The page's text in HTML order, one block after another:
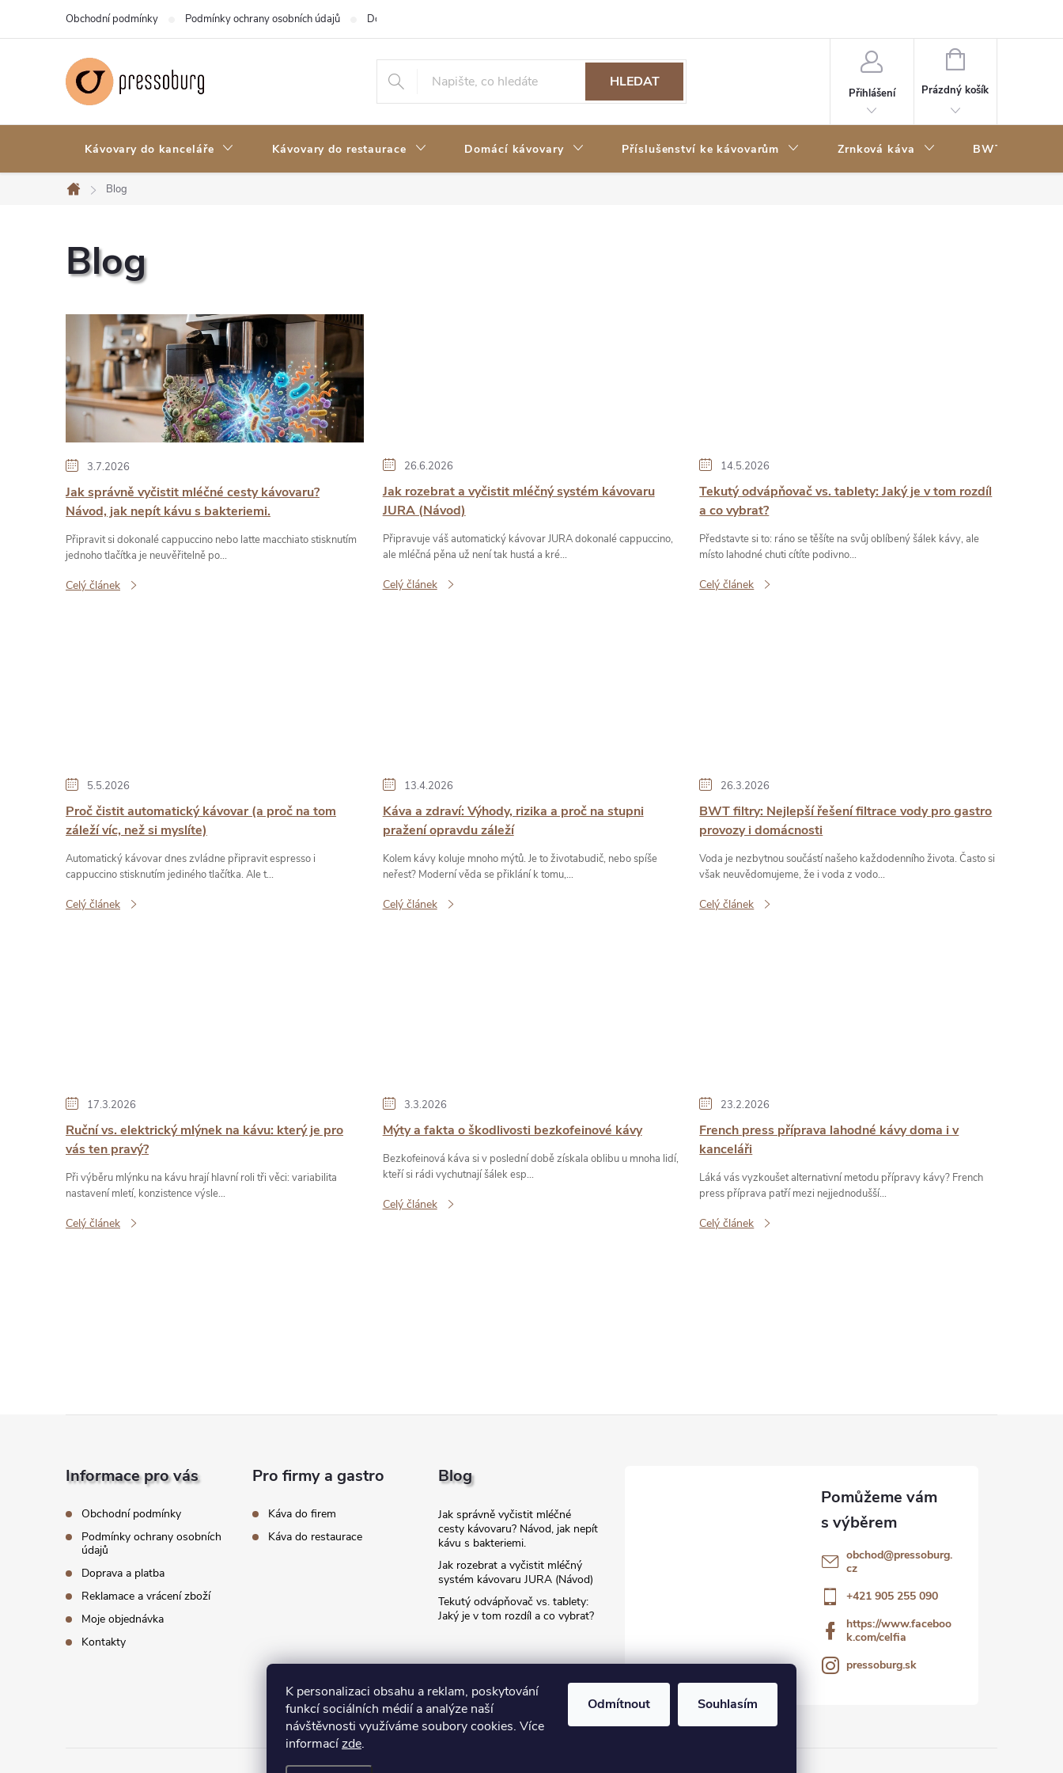
K personalizaci obsahu a reklam, poskytování
funkcí sociálních médií a analýze naší
návštěvnosti využíváme soubory cookies. Více
informacízde.
Odmítnout Souhlasím
Obchodní podmínky Podmínky ochrany osobních údajů Doprava a platba
HLEDAT
Přihlášení
NÁKUPNÍ
KOŠÍK
Prázdný košík
Kávovary do kanceláře Kávovary do restaurace Domácí kávovary Příslušenství ke kávovarům Zrnková káva BWT filtry
Domů
Blog
Blog
V
ý
p
i
s
č
l
á
3.7.2026
Jak správně vyčistit mléčné cesty kávovaru?
Návod, jak nepít kávu s bakteriemi.
Připravit si dokonalé cappuccino nebo latte macchiato stisknutím
jednoho tlačítka je neuvěřitelně po...
Celý článek
26.6.2026
Jak rozebrat a vyčistit mléčný systém kávovaru
JURA (Návod)
Připravuje váš automatický kávovar JURA dokonalé cappuccino,
ale mléčná pěna už není tak hustá a kré...
Celý článek
14.5.2026
Tekutý odvápňovač vs. tablety: Jaký je v tom rozdíl
a co vybrat?
Představte si to: ráno se těšíte na svůj oblíbený šálek kávy, ale
místo lahodné chuti cítíte podivno...
Celý článek
5.5.2026
Proč čistit automatický kávovar (a proč na tom
záleží víc, než si myslíte)
Automatický kávovar dnes zvládne připravit espresso i
cappuccino stisknutím jediného tlačítka. Ale t...
Celý článek
13.4.2026
Káva a zdraví: Výhody, rizika a proč na stupni
pražení opravdu záleží
Kolem kávy koluje mnoho mýtů. Je to životabudič, nebo spíše
neřest? Moderní věda se přiklání k tomu,...
Celý článek
26.3.2026
BWT filtry: Nejlepší řešení filtrace vody pro gastro
provozy i domácnosti
Voda je nezbytnou součástí našeho každodenního života. Často si
však neuvědomujeme, že i voda z vodo...
Celý článek
17.3.2026
Ruční vs. elektrický mlýnek na kávu: který je pro
vás ten pravý?
Při výběru mlýnku na kávu hrají hlavní roli tři věci: variabilita
nastavení mletí, konzistence výsle...
Celý článek
3.3.2026
Mýty a fakta o škodlivosti bezkofeinové kávy
Bezkofeinová káva si v poslední době získala oblibu u mnoha lidí,
kteří si rádi vychutnají šálek esp...
Celý článek
23.2.2026
French press příprava lahodné kávy doma i v
kanceláři
Láká vás vyzkoušet alternativní metodu přípravy kávy? French
press příprava patří mezi nejjednodušší...
Celý článek
á
a
c
í
p
r
v
Informace pro vás
Obchodní podmínky
Podmínky ochrany osobních
údajů
Doprava a platba
Reklamace a vrácení zboží
Moje objednávka
Kontakty
Pro firmy a gastro
Káva do firem
Káva do restaurace
Blog
Jak správně vyčistit mléčné
cesty kávovaru? Návod, jak nepít
kávu s bakteriemi.
Jak rozebrat a vyčistit mléčný
systém kávovaru JURA (Návod)
Tekutý odvápňovač vs. tablety:
Jaký je v tom rozdíl a co vybrat?
obchod@pressoburg.
cz
+421 905 255 090
https://www.faceboo
k.com/celfia
pressoburg.sk